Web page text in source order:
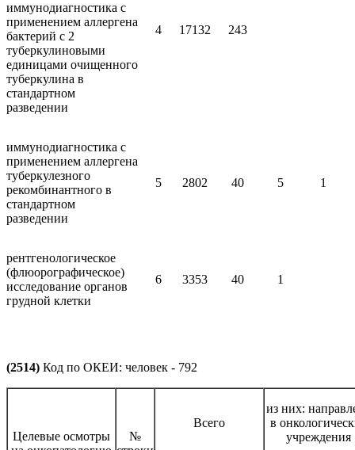
иммунодиагностика с
применением аллергена
бактерий с 2
туберкулиновыми
единицами очищенного
туберкулина в
стандартном
разведении
4 17132 243
иммунодиагностика с
применением аллергена
туберкулезного
рекомбинантного в
стандартном
разведении
5 2802 40 5 1
рентгенологическое
(флюорографическое)
исследование органов
грудной клетки
6 3353 40 1
(2514) Код по ОКЕИ: человек - 792
Целевые осмотры
№
Всего
из них:
в
учреждения